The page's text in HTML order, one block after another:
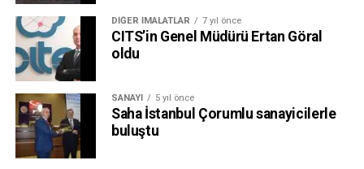
DIĞER İMALATLAR 7 yıl önce
CITS’in Genel Müdürü Ertan Göral
oldu
SANAYI 5 yıl önce
Saha İstanbul Çorumlu sanayicilerle
buluştu